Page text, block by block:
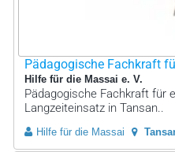
Pädagogische Fachkraft
Hilfe für die Massai e. V.
Pädagogische Fachkraft für
Langzeiteinsatz in Tansan..
Hilfe für die Massai